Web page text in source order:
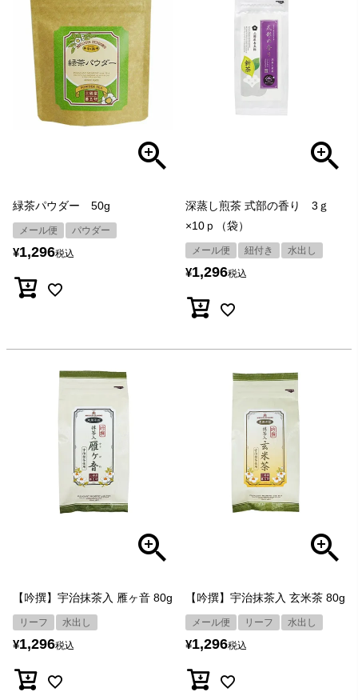
緑茶パウダー 50g
メール便 パウダー
¥1,296税込
深蒸し煎茶 式部の香り 3ｇ
×10ｐ（袋）
メール便 紐付き 水出し
¥1,296税込
【吟撰】宇治抹茶入 雁ヶ音 80g
リーフ 水出し
¥1,296税込
【吟撰】宇治抹茶入 玄米茶 80g
メール便 リーフ 水出し
¥1,296税込